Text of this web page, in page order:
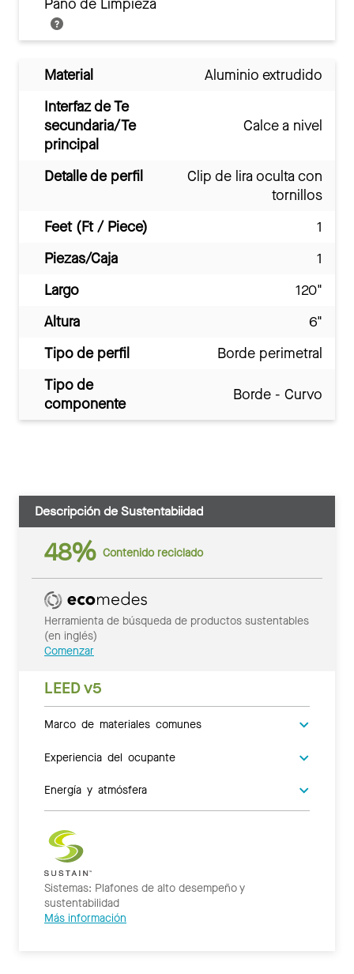
Paño de Limpieza
Material
Aluminio extrudido
Interfaz de Te
secundaria/Te
principal
Calce a nivel
Detalle de perfil
Clip de lira oculta con
tornillos
Feet (Ft / Piece)
1
Piezas/Caja
1
Largo
120"
Altura
6"
Tipo de perfil
Borde perimetral
Tipo de
componente
Borde - Curvo
Descripción de Sustentabiidad
48% Contenido reciclado
Herramienta de búsqueda de productos sustentables
(en inglés)
Comenzar
LEED v5
Marco de materiales comunes
Experiencia del ocupante
Energía y atmósfera
Sistemas: Plafones de alto desempeño y
sustentabilidad
Más información